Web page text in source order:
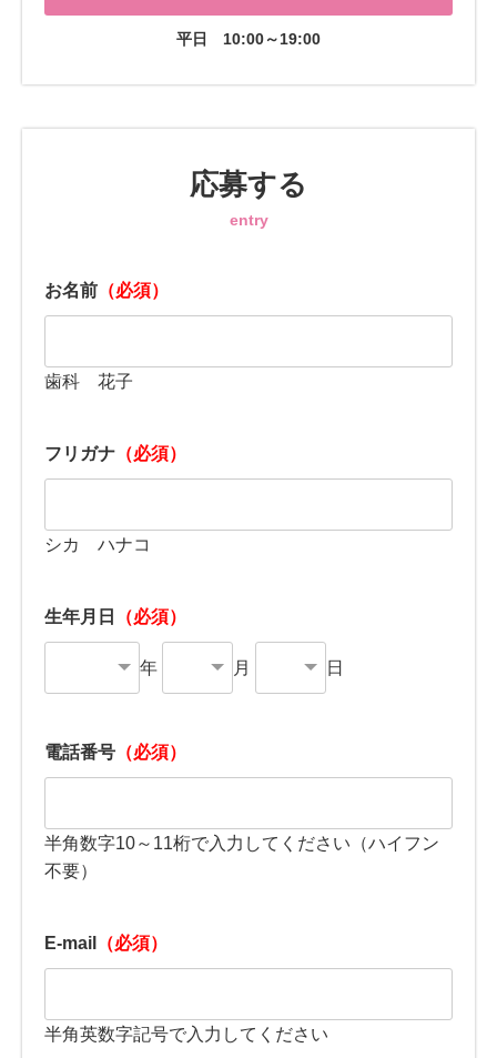
平日 10:00～19:00
応募する
entry
お名前 （必須）
歯科 花子
フリガナ （必須）
シカ ハナコ
生年月日 （必須）
年 月 日
電話番号 （必須）
半角数字10～11桁で入力してください（ハイフン
不要）
E-mail （必須）
半角英数字記号で入力してください